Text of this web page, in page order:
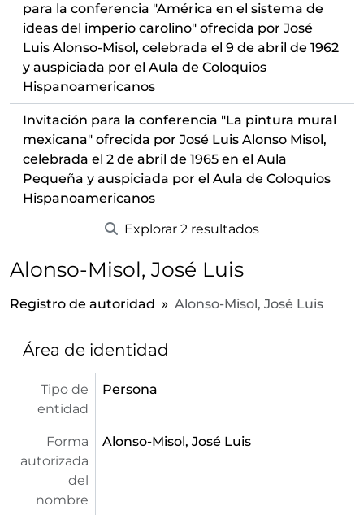
para la conferencia "América en el sistema de
ideas del imperio carolino" ofrecida por José
Luis Alonso-Misol, celebrada el 9 de abril de 1962
y auspiciada por el Aula de Coloquios
Hispanoamericanos
Invitación para la conferencia "La pintura mural
mexicana" ofrecida por José Luis Alonso Misol,
celebrada el 2 de abril de 1965 en el Aula
Pequeña y auspiciada por el Aula de Coloquios
Hispanoamericanos
Explorar 2 resultados
Alonso-Misol, José Luis
Registro de autoridad Alonso-Misol, José Luis
Área de identidad
Tipo de
entidad
Persona
Forma
autorizada
del
nombre
Alonso-Misol, José Luis